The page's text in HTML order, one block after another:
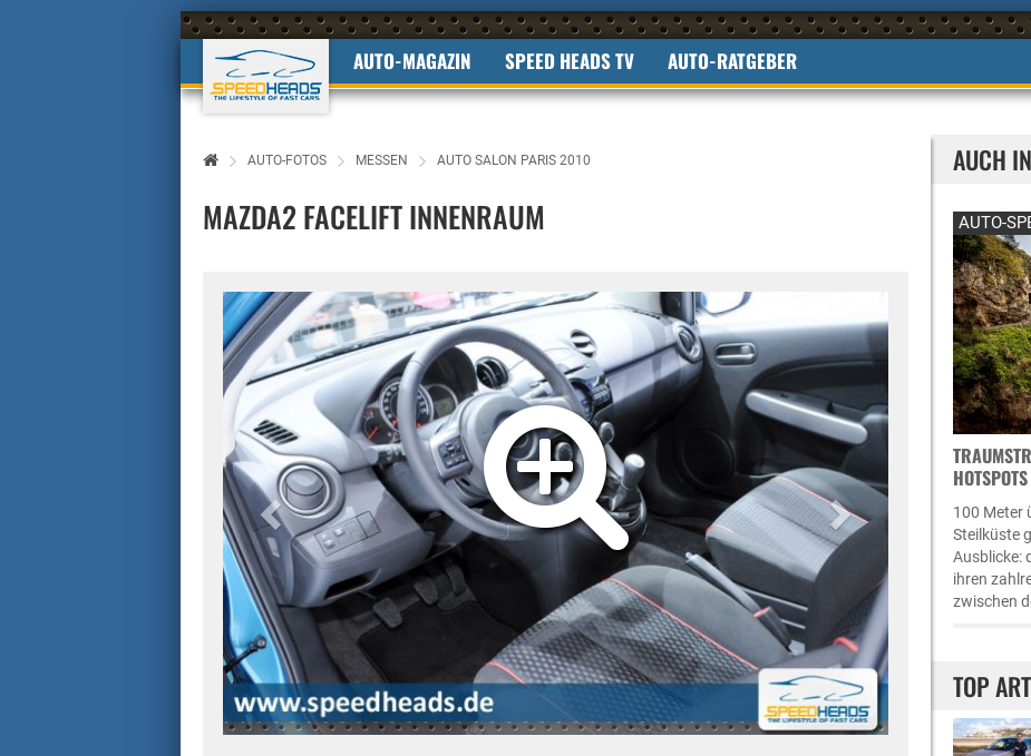
AUTO-MAGAZIN SPEED HEADS TV AUTO-RATGEBER
AUTO-FOTOS MESSEN AUTO SALON PARIS 2010
MAZDA2 FACELIFT INNENRAUM
AUCH
AUTO-
OTSPOTS
100 Meter
Steilküste
Ausblicke:
ihren
zwischen
TOP